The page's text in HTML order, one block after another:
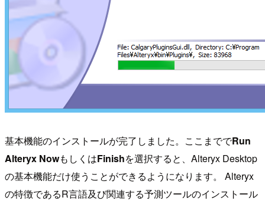
基本機能のインストールが完了しました。ここまででRun
Alteryx NowもしくはFinishを選択すると、Alteryx Desktop
の基本機能だけ使うことができるようになります。 Alteryx
の特徴であるR言語及び関連する予測ツールのインストール